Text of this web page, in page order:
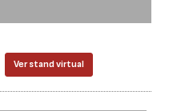
Ver stand virtual